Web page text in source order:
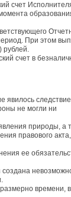
счет
При этом
рублей.
счет в
явилось
не могли ни
природы, а
правового акта,
ее
времени, в